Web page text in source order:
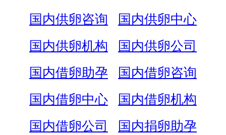
国内供卵咨询
国内供卵中心
国内供卵机构
国内供卵公司
国内借卵助孕
国内借卵咨询
国内借卵中心
国内借卵机构
国内借卵公司
国内捐卵助孕